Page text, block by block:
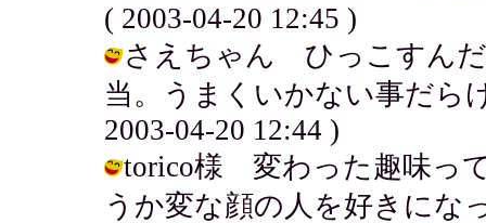
( 2003-04-20 12:45 )
さえちゃん ひっこすんだ
当。うまくいかない事だら
2003-04-20 12:44 )
torico様 変わった趣味っ
うか変な顔の人を好きにな